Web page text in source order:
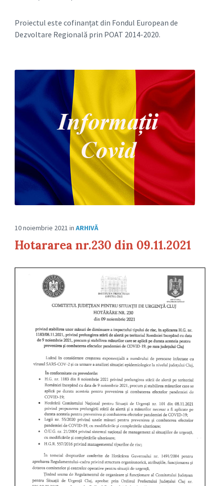
Proiectul este cofinanțat din Fondul European de
Dezvoltare Regională prin POAT 2014-2020.
10 noiembrie 2021 in ARHIVĂ
Hotararea nr.230 din 09.11.2021